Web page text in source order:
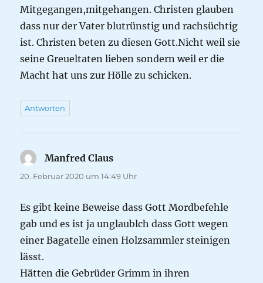
Mitgegangen,mitgehangen. Christen glauben
dass nur der Vater blutrünstig und rachsüchtig
ist. Christen beten zu diesen Gott.Nicht weil sie
seine Greueltaten lieben sondern weil er die
Macht hat uns zur Hölle zu schicken.
Antworten
Manfred Claus
20. Februar 2020 um 14:49 Uhr
Es gibt keine Beweise dass Gott Mordbefehle
gab und es ist ja unglaublch dass Gott wegen
einer Bagatelle einen Holzsammler steinigen
lässt.
Hätten die Gebrüder Grimm in ihren